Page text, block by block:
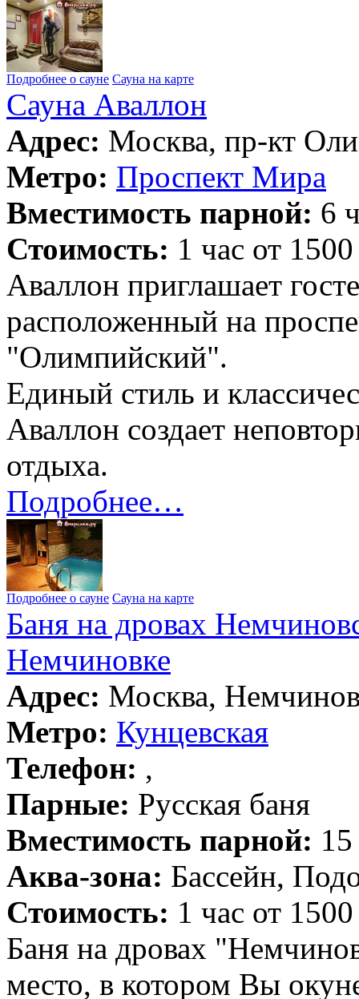
Подробнее о сауне Сауна на карте
Сауна Аваллон
Адрес: Москва, пр-кт
Метро: Проспект Мира
Вместимость парной: 6
Стоимость: 1 час от
Аваллон приглашает
расположенный на
"Олимпийский".
Единый стиль и
Аваллон создает
отдыха.
Подробнее…
Подробнее о сауне Сауна на карте
Баня на дровах
Немчиновке
Адрес: Москва,
Метро: Кунцевская
Телефон: ,
Парные: Русская баня
Вместимость парной:
Аква-зона: Бассейн,
Стоимость: 1 час от
Баня на дровах
место, в котором Вы